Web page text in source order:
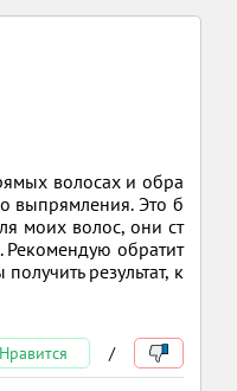
волосах и обра
выпрямления. Это б
моих волос, они ст
обратит
результат, к
Нравится /